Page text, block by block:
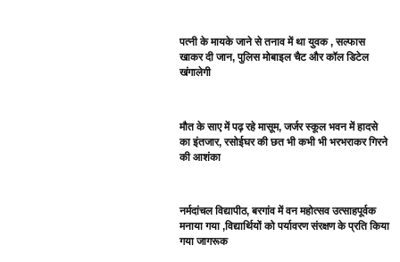
पत्नी के मायके जाने से तनाव में था युवक , सल्फास
खाकर दी जान, पुलिस मोबाइल चैट और कॉल डिटेल
खंगालेगी
मौत के साए में पढ़ रहे मासूम, जर्जर स्कूल भवन में हादसे
का इंतजार, रसोईघर की छत भी कभी भी भरभराकर गिरने
की आशंका
नर्मदांचल विद्यापीठ, बरगांव में वन महोत्सव उत्साहपूर्वक
मनाया गया ,विद्यार्थियों को पर्यावरण संरक्षण के प्रति किया
गया जागरूक